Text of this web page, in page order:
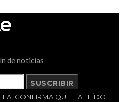
de noticias
SUSCRIBIR
CONFIRMA QUE HA LEÍDO